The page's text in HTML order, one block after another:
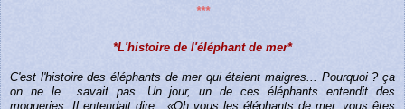
***
*L'histoire de l'éléphant de mer*
C'est l'histoire des éléphants de mer qui étaient maigres... Pourquoi ? ça
on ne le
savait pas. Un jour, un de ces éléphants entendit des
moqueries. Il entendait dire : «Oh vous les éléphants de mer, vous êtes